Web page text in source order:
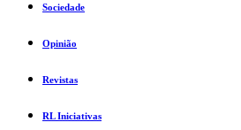
Sociedade
Opinião
Revistas
RL Iniciativas